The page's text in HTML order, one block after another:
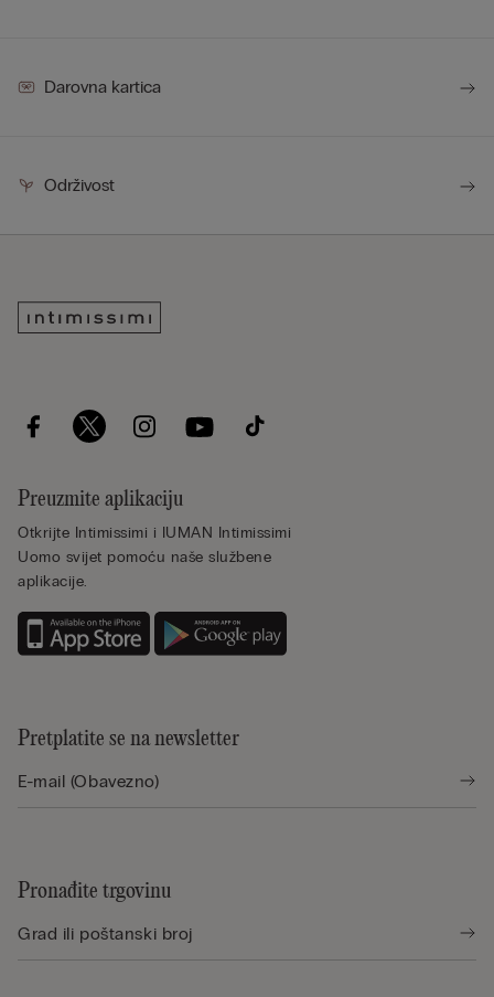
Darovna kartica
Održivost
Preuzmite aplikaciju
Otkrijte Intimissimi i IUMAN Intimissimi
Uomo svijet pomoću naše službene
aplikacije.
Pretplatite se na newsletter
Pronađite trgovinu